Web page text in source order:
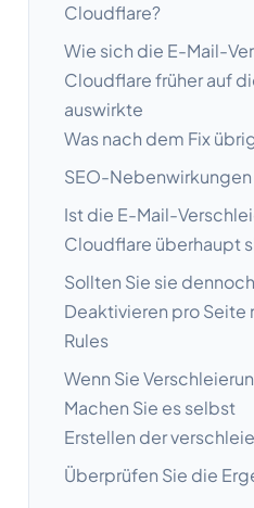
Cloudflare?
Wie sich die E-Mail-
Cloudflare früher auf
auswirkte
Was nach dem Fix
SEO-Nebenwirkungen
Ist die E-Mail-
Cloudflare überhaupt
Sollten Sie sie
Deaktivieren pro
Rules
Wenn Sie
Machen Sie es selbst
Erstellen der
Überprüfen Sie die